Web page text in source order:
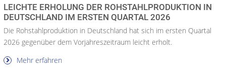
LEICHTE ERHOLUNG DER ROHSTAHLPRODUKTION IN
DEUTSCHLAND IM ERSTEN QUARTAL 2026
Die Rohstahlproduktion in Deutschland hat sich im ersten Quartal
2026 gegenüber dem Vorjahreszeitraum leicht erholt.
Mehr erfahren